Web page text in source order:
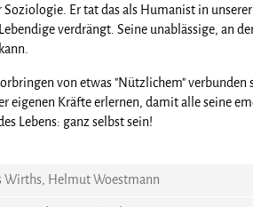
Er tat das als Humanist in
verdrängt. Seine unablässige, an
von etwas "Nützlichem" verbunden
eigenen Kräfte erlernen, damit alle seine
Lebens: ganz selbst sein!
Wirths, Helmut Woestmann